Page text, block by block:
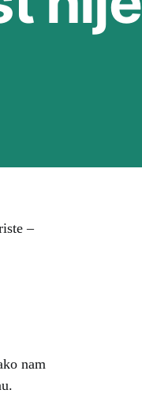
–
nam